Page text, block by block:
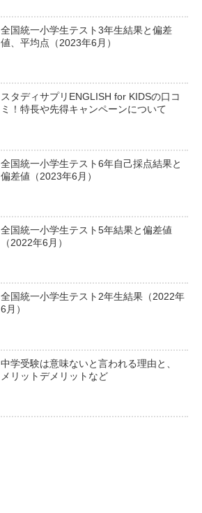
全国統一小学生テスト3年生結果と偏差
値、平均点（2023年6月）
スタディサプリENGLISH for KIDSの口コ
ミ！特長や先得キャンペーンについて
全国統一小学生テスト6年自己採点結果と
偏差値（2023年6月）
全国統一小学生テスト5年結果と偏差値
（2022年6月）
全国統一小学生テスト2年生結果（2022年
6月）
中学受験は意味ないと言われる理由と、
メリットデメリットなど